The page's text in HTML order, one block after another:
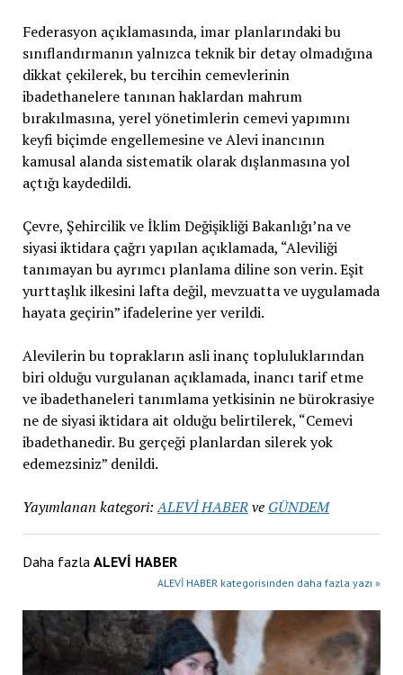
Federasyon açıklamasında, imar planlarındaki bu
sınıflandırmanın yalnızca teknik bir detay olmadığına
dikkat çekilerek, bu tercihin cemevlerinin
ibadethanelere tanınan haklardan mahrum
bırakılmasına, yerel yönetimlerin cemevi yapımını
keyfi biçimde engellemesine ve Alevi inancının
kamusal alanda sistematik olarak dışlanmasına yol
açtığı kaydedildi.
Çevre, Şehircilik ve İklim Değişikliği Bakanlığı’na ve
siyasi iktidara çağrı yapılan açıklamada, “Aleviliği
tanımayan bu ayrımcı planlama diline son verin. Eşit
yurttaşlık ilkesini lafta değil, mevzuatta ve uygulamada
hayata geçirin” ifadelerine yer verildi.
Alevilerin bu toprakların asli inanç topluluklarından
biri olduğu vurgulanan açıklamada, inancı tarif etme
ve ibadethaneleri tanımlama yetkisinin ne bürokrasiye
ne de siyasi iktidara ait olduğu belirtilerek, “Cemevi
ibadethanedir. Bu gerçeği planlardan silerek yok
edemezsiniz” denildi.
Yayımlanan kategori: ALEVİ HABERve GÜNDEM
Daha fazla ALEVİ HABER
ALEVİ HABER kategorisinden daha fazla yazı »